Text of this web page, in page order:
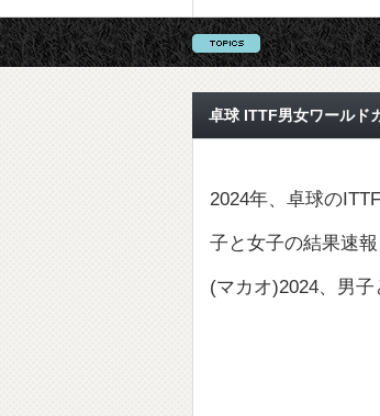
卓球 ITTF男女ワールド
2024年、卓球の
子と女子の結果速
(マカオ)2024、男